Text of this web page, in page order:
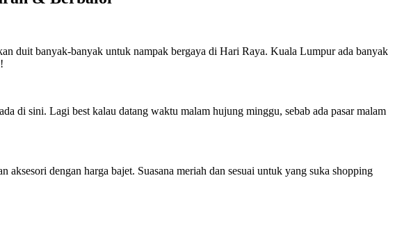
duit banyak-banyak untuk nampak bergaya di Hari Raya. Kuala Lumpur ada banyak
di sini. Lagi best kalau datang waktu malam hujung minggu, sebab ada pasar malam
dengan harga bajet. Suasana meriah dan sesuai untuk yang suka shopping